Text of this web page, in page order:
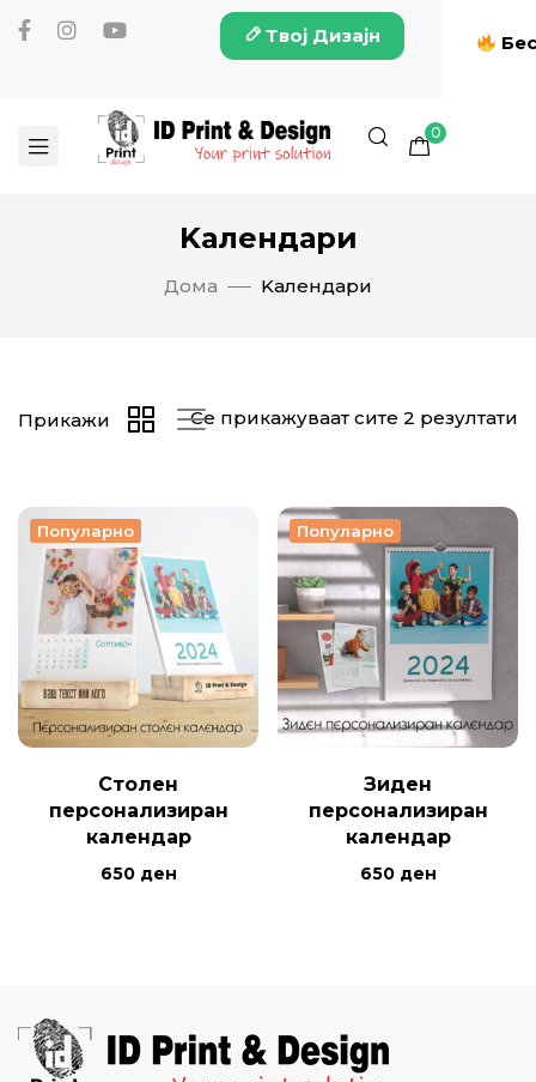
Твој Дизајн
0
Kалендари
Дома Kалендари
Се прикажуваат сите 2 резултати
Прикажи
Популарно
Столен
персонализиран
календар
650 ден
Популарно
Зиден
персонализиран
календар
650 ден